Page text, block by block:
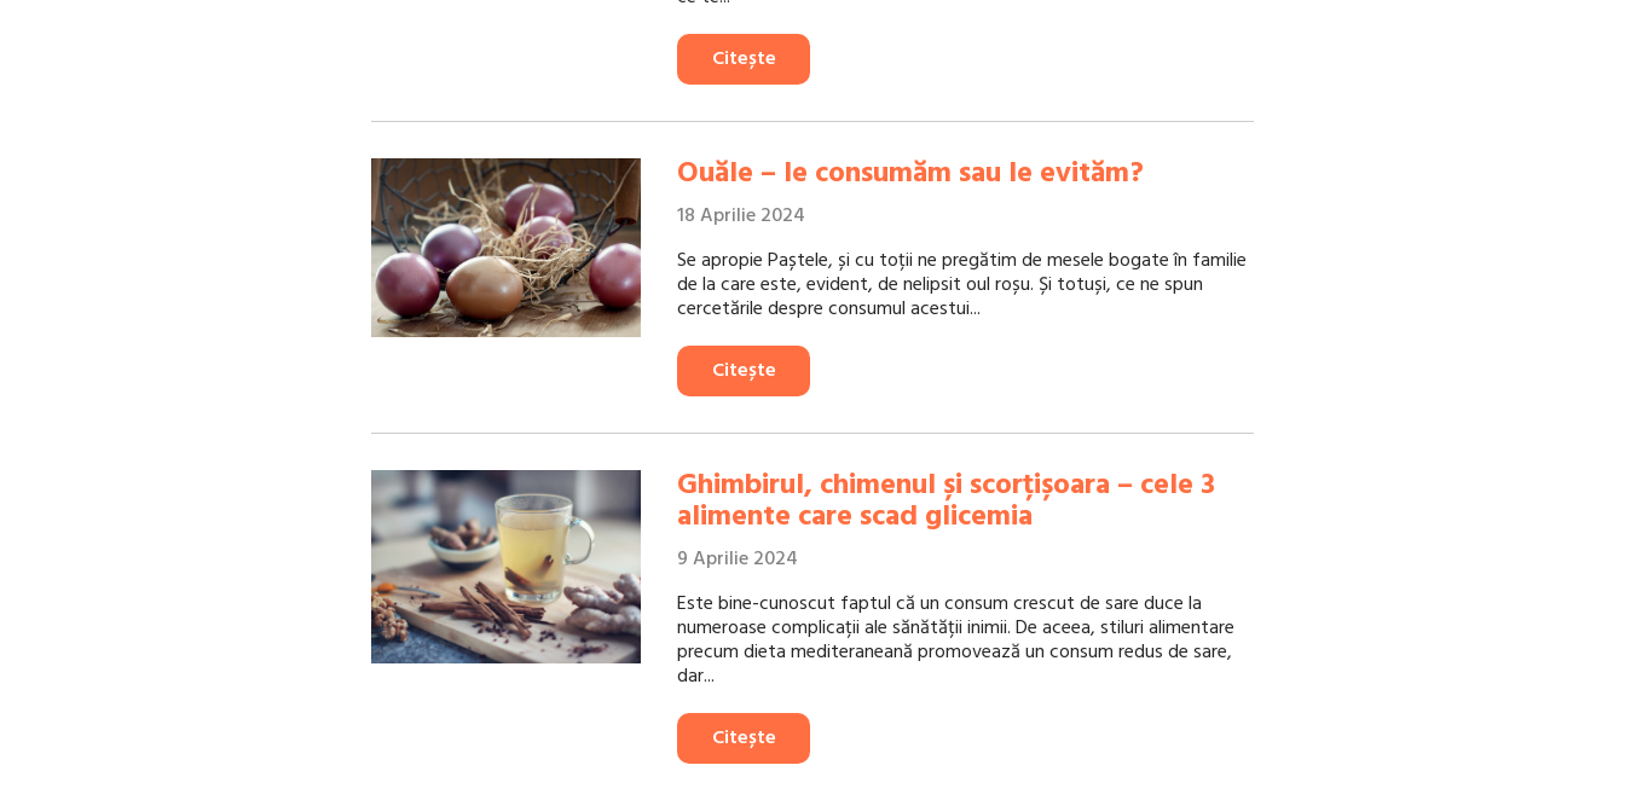
Citește
Ouăle – le consumăm sau le evităm?
18 Aprilie 2024
Se apropie Paștele, și cu toții ne pregătim de mesele bogate în familie
de la care este, evident, de nelipsit oul roșu. Și totuși, ce ne spun
cercetările despre consumul acestui...
Citește
Ghimbirul, chimenul și scorțișoara – cele 3
alimente care scad glicemia
9 Aprilie 2024
Este bine-cunoscut faptul că un consum crescut de sare duce la
numeroase complicații ale sănătății inimii. De aceea, stiluri alimentare
precum dieta mediteraneană promovează un consum redus de sare,
dar...
Citește